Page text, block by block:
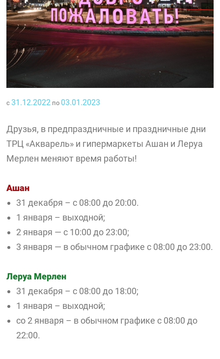
с31.12.2022 по 03.01.2023
Друзья, в предпраздничные и праздничные дни
ТРЦ «Акварель» и гипермаркеты Ашан и Леруа
Мерлен меняют время работы!
Ашан
31 декабря – с 08:00 до 20:00.
1 января – выходной;
2 января — с 10:00 до 23:00;
3 января — в обычном графике с 08:00 до 23:00.
Леруа Мерлен
31 декабря – с 08:00 до 18:00;
1 января – выходной;
со 2 января – в обычном графике с 08:00 до
22:00.